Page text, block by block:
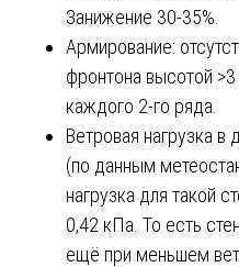
Занижение 30-35%.
Армирование:
фронтона высотой
каждого 2-го ряда.
Ветровая нагрузка в
(по данным
нагрузка для такой
0,42 кПа. То есть
ещё при меньшем